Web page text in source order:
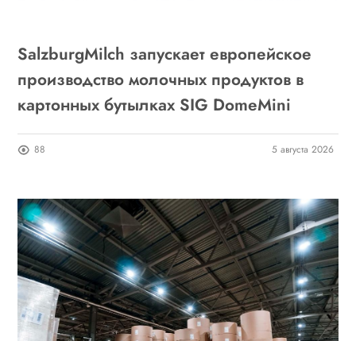
SalzburgMilch запускает европейское
производство молочных продуктов в
картонных бутылках SIG DomeMini
88 5 августа 2026